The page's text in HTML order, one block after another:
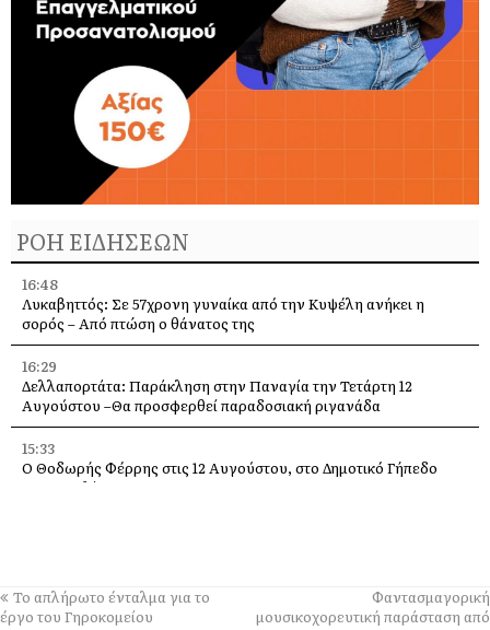
ΡΟΗ ΕΙΔΗΣΕΩΝ
16:48
Λυκαβηττός: Σε 57χρονη γυναίκα από την Κυψέλη ανήκει η
σορός – Από πτώση ο θάνατος της
16:29
Δελλαπορτάτα: Παράκληση στην Παναγία την Τετάρτη 12
Αυγούστου –Θα προσφερθεί παραδοσιακή ριγανάδα
15:33
Ο Θοδωρής Φέρρης στις 12 Αυγούστου, στο Δημοτικό Γήπεδο
Αργοστολίου
11:58
Το απλήρωτο ένταλμα για το
έργο του Γηροκομείου
Φαντασμαγορική
μουσικοχορευτική παράσταση από